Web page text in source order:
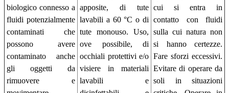
biologico connesso a
fluidi potenzialmente
contaminati che
possono avere
contaminato anche
gli oggetti da
rimuovere e
apposite, di tute
lavabili a 60 °C o di
tute monouso. Uso,
ove possibile, di
occhiali protettivi e/o
visiere in materiali
lavabili e
cui si entra in
contatto con fluidi
sulla cui natura non
si hanno certezze.
Fare sforzi eccessivi.
Evitare di operare da
soli in situazioni